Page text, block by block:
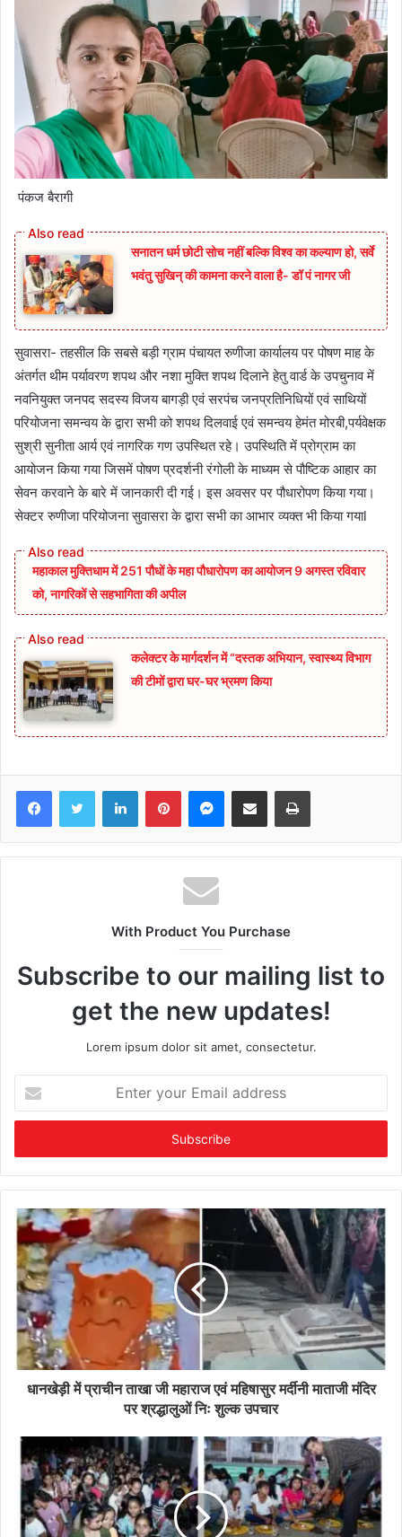
पंकज बैरागी
सनातन धर्म छोटी सोच नहीं बल्कि विश्व का कल्याण हो, सर्वे
भवंतु सुखिन् की कामना करने वाला है- डॉ पं नागर जी
सुवासरा- तहसील कि सबसे बड़ी ग्राम पंचायत रुणीजा कार्यालय पर पोषण माह के
अंतर्गत थीम पर्यावरण शपथ और नशा मुक्ति शपथ दिलाने हेतु वार्ड के उपचुनाव में
नवनियुक्त जनपद सदस्य विजय बागड़ी एवं सरपंच जनप्रतिनिधियों एवं साथियों
परियोजना समन्वय के द्वारा सभी को शपथ दिलवाई एवं समन्वय हेमंत मोरबी,पर्यवेक्षक
सुश्री सुनीता आर्य एवं नागरिक गण उपस्थित रहे। उपस्थिति में प्रोग्राम का
आयोजन किया गया जिसमें पोषण प्रदर्शनी रंगोली के माध्यम से पौष्टिक आहार का
सेवन करवाने के बारे में जानकारी दी गई। इस अवसर पर पौधारोपण किया गया।
सेक्टर रुणीजा परियोजना सुवासरा के द्वारा सभी का आभार व्यक्त भी किया गयाl
महाकाल मुक्तिधाम में 251 पौधों के महा पौधारोपण का आयोजन 9 अगस्त रविवार
को, नागरिकों से सहभागिता की अपील
कलेक्टर के मार्गदर्शन में “दस्तक अभियान,‌ स्वास्थ्य विभाग
की टीमों द्वारा घर-घर भ्रमण किया
FacebookTwitter LinkedInPinterestMessenger
Share via Email Print
With Product You Purchase
Subscribe to our mailing list to
get the new updates!
Lorem ipsum dolor sit amet, consectetur.
your
Email
धानखेड़ी में प्राचीन ताखा जी महाराज एवं महिषासुर मर्दीनी माताजी मंदिर
पर श्रद्धालुओं निः शुल्क उपचार